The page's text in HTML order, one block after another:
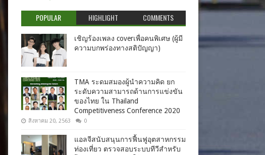
POPULAR HIGHLIGHT COMMENTS
เชิญร้องเพลง coverเพื่อคนพิเศษ (ผู้มี
ความบกพร่องทางสติปัญญา)
TMA ระดมสมองผู้นำความคิด ยก
ระดับความสามารถด้านการแข่งขัน
ของไทย ใน Thailand
Competitiveness Conference 2020
สิงหาคม 20, 2563 0
แอลจีสนับสนุนการฟื้นฟูอุตสาหกรรม
ท่องเที่ยว ตรวจสอบระบบทีวีสำหรับ